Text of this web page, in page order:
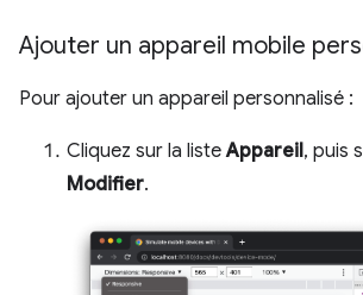
Ajouter un appareil mobile
Pour ajouter un appareil personnalisé :
Cliquez sur la listeAppareil, puis
Modifier.